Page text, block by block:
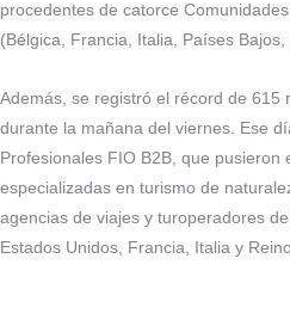
procedentes de catorce
(Bélgica, Francia, Italia, Países
Además, se registró el récord de 615
durante la mañana del viernes. Ese
Profesionales FIO B2B, que pusieron
especializadas en turismo de
agencias de viajes y turoperadores
Estados Unidos, Francia, Italia y